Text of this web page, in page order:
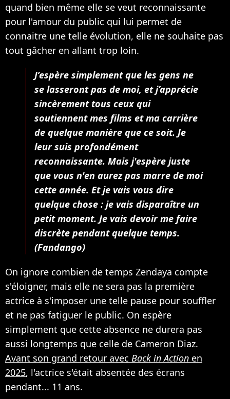
quand bien même elle se veut reconnaissante
pour l'amour du public qui lui permet de
connaitre une telle évolution, elle ne souhaite pas
tout gâcher en allant trop loin.
J’espère simplement que les gens ne
se lasseront pas de moi, et j’apprécie
sincèrement tous ceux qui
soutiennent mes films et ma carrière
de quelque manière que ce soit. Je
leur suis profondément
reconnaissante. Mais j'espère juste
que vous n'en aurez pas marre de moi
cette année. Et je vais vous dire
quelque chose : je vais disparaître un
petit moment. Je vais devoir me faire
discrète pendant quelque temps.
(Fandango)
On ignore combien de temps Zendaya compte
s'éloigner, mais elle ne sera pas la première
actrice à s'imposer une telle pause pour souffler
et ne pas fatiguer le public. On espère
simplement que cette absence ne durera pas
aussi longtemps que celle de Cameron Diaz.
Avant son grand retour avec Back in Action en
2025, l'actrice s'était absentée des écrans
pendant... 11 ans.